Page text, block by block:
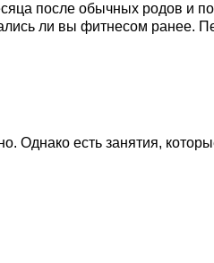
после обычных родов и
ли вы фитнесом ранее.
Однако есть занятия,